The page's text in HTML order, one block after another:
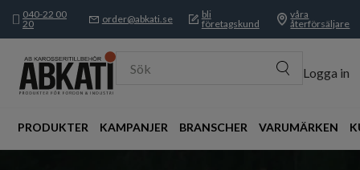
040-22 00
20
order@abkati.se
bli
företagskund
våra
återförsäljare
Sök Logga in
PRODUKTER KAMPANJER BRANSCHER VARUMÄRKEN